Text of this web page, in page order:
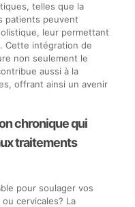
telles que la
patients peuvent
leur permettant
Cette intégration de
non seulement le
aussi à la
offrant ainsi un avenir
chronique qui
traitements
pour soulager vos
cervicales? La